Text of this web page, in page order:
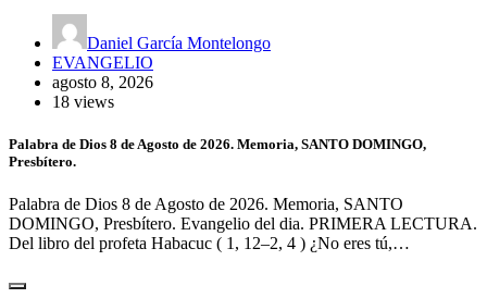
Daniel García Montelongo
EVANGELIO
agosto 8, 2026
18 views
Palabra de Dios 8 de Agosto de 2026. Memoria, SANTO DOMINGO,
Presbítero.
Palabra de Dios 8 de Agosto de 2026. Memoria, SANTO
DOMINGO, Presbítero. Evangelio del dia. PRIMERA LECTURA.
Del libro del profeta Habacuc ( 1, 12–2, 4 ) ¿No eres tú,…